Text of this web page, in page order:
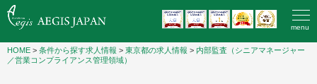
menu
HOME > 条件から探す求人情報 > 東京都の求人情報 > 内部監査（シニアマネージャー
／営業コンプライアンス管理領域）